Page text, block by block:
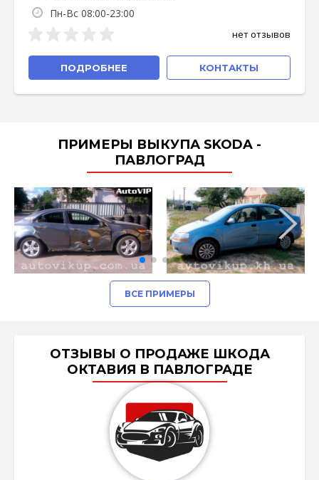
Пн-Вс 08:00-23:00
нет отзывов
ПОДРОБНЕЕ КОНТАКТЫ
ПРИМЕРЫ ВЫКУПА SKODA -
ПАВЛОГРАД
ВСЕ ПРИМЕРЫ
ОТЗЫВЫ О ПРОДАЖЕ ШКОДА
ОКТАВИЯ В ПАВЛОГРАДЕ